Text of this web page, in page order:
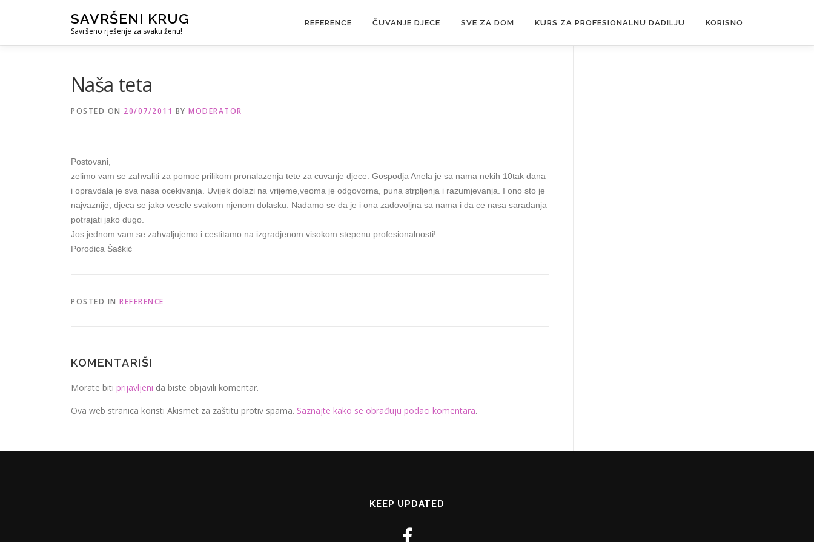
SAVRŠENI KRUG
Savršeno rješenje za svaku ženu!
REFERENCE ČUVANJE DJECE SVE ZA DOM KURS ZA PROFESIONALNU DADILJU KORISNO
Naša teta
POSTED ON 20/07/2011 BY MODERATOR
Postovani,
zelimo vam se zahvaliti za pomoc prilikom pronalazenja tete za cuvanje djece. Gospodja Anela je sa nama nekih 10tak dana
i opravdala je sva nasa ocekivanja. Uvijek dolazi na vrijeme,veoma je odgovorna, puna strpljenja i razumjevanja. I ono sto je
najvaznije, djeca se jako vesele svakom njenom dolasku. Nadamo se da je i ona zadovoljna sa nama i da ce nasa saradanja
potrajati jako dugo.
Jos jednom vam se zahvaljujemo i cestitamo na izgradjenom visokom stepenu profesionalnosti!
Porodica Šaškić
POSTED IN REFERENCE
KOMENTARIŠI
Morate biti prijavljeni da biste objavili komentar.
Ova web stranica koristi Akismet za zaštitu protiv spama. Saznajte kako se obrađuju podaci komentara.
KEEP UPDATED